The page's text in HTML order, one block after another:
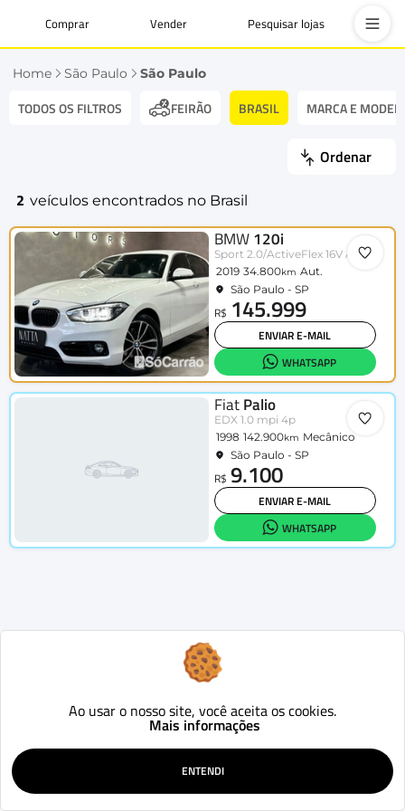
Comprar Vender Pesquisar lojas
Home São Paulo São Paulo
TODOS OS FILTROS FEIRÃO BRASIL MARCA E
Ordenar
2 veículos encontrados no Brasil
BMW 120i
Sport 2.0/ActiveFlex 16V Aut.
2019 34.800km Aut.
São Paulo - SP
R$ 145.999
ENVIAR E-MAIL
WHATSAPP
Fiat Palio
EDX 1.0 mpi 4p
1998 142.900km Mecânico
São Paulo - SP
R$ 9.100
ENVIAR E-MAIL
WHATSAPP
Ao usar o nosso site, você aceita os cookies.
Mais informações
ENTENDI